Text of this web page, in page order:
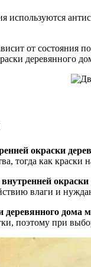
используются
от состояния
деревянного
окраски
тогда как краски
окраски
влаги и
деревянного
поэтому при